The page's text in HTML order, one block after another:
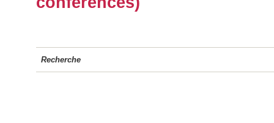
Recherche